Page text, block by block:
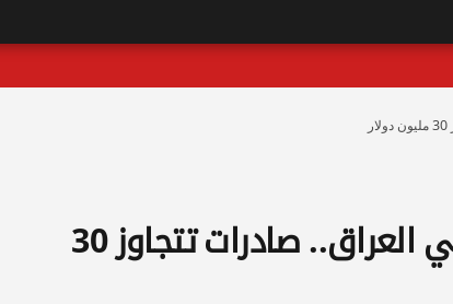
المكسرات الأمريكية تكسر الأرقام في العراق.. صادرات تتجاوز 30